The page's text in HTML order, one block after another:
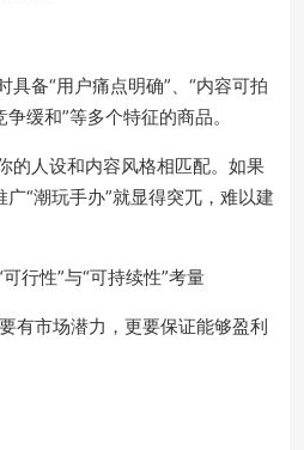
具备“用户痛点明确”、“内容可拍
缓和”等多个特征的商品。
的人设和内容风格相匹配。如果
“潮玩手办”就显得突兀，难以建
行性”与“可持续性”考量
有市场潜力，更要保证能够盈利